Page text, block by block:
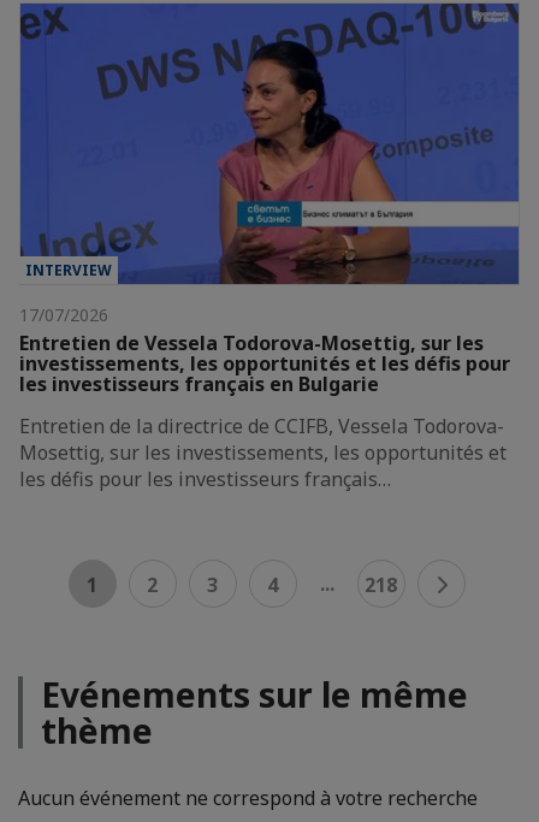
INTERVIEW
17/07/2026
Entretien de Vessela Todorova-Mosettig, sur les
investissements, les opportunités et les défis pour
les investisseurs français en Bulgarie
Entretien de la directrice de CCIFB, Vessela Todorova-
Mosettig, sur les investissements, les opportunités et
les défis pour les investisseurs français…
1 2 3 4 ... 218
Evénements sur le même
thème
Aucun événement ne correspond à votre recherche